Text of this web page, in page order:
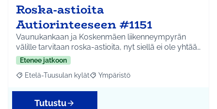
Roska-astioita
Autiorinteeseen #1151
Vaunukankaan ja Koskenmäen liikenneympyrän
välille tarvitaan roska-astioita, nyt siellä ei ole yhtää…
Etenee jatkoon
Rajaa tulokset aihepiirin mukaan: Etelä-Tuusulan kylät
Etelä-Tuusulan kylät Rajaa tulokset teeman mukaan:
Ympäristö
Tutustu